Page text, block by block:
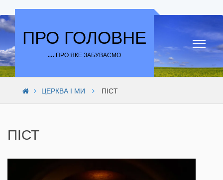
Skip to content
ПРО ГОЛОВНЕ
… ПРО ЯКЕ ЗАБУВАЄМО
ЦЕРКВА І МИ ПІСТ
ПІСТ